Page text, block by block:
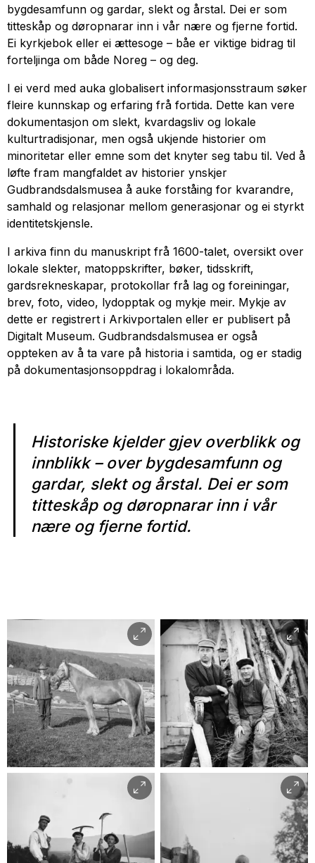
bygdesamfunn og gardar, slekt og årstal. Dei er som
titteskåp og døropnarar inn i vår nære og fjerne fortid.
Ei kyrkjebok eller ei ættesoge – båe er viktige bidrag til
forteljinga om både Noreg – og deg.
I ei verd med auka globalisert informasjonsstraum søker
fleire kunnskap og erfaring frå fortida. Dette kan vere
dokumentasjon om slekt, kvardagsliv og lokale
kulturtradisjonar, men også ukjende historier om
minoritetar eller emne som det knyter seg tabu til. Ved å
løfte fram mangfaldet av historier ynskjer
Gudbrandsdalsmusea å auke forståing for kvarandre,
samhald og relasjonar mellom generasjonar og ei styrkt
identitetskjensle.
I arkiva finn du manuskript frå 1600-talet, oversikt over
lokale slekter, matoppskrifter, bøker, tidsskrift,
gardsrekneskapar, protokollar frå lag og foreiningar,
brev, foto, video, lydopptak og mykje meir. Mykje av
dette er registrert i Arkivportalen eller er publisert på
Digitalt Museum. Gudbrandsdalsmusea er også
oppteken av å ta vare på historia i samtida, og er stadig
på dokumentasjonsoppdrag i lokalområda.
Historiske kjelder gjev overblikk og
innblikk – over bygdesamfunn og
gardar, slekt og årstal. Dei er som
titteskåp og døropnarar inn i vår
nære og fjerne fortid.